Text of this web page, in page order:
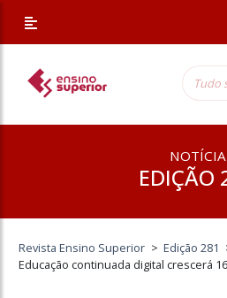
NOTÍCIA
EDIÇÃO
Revista Ensino Superior > Edição 281
Educação continuada digital crescerá